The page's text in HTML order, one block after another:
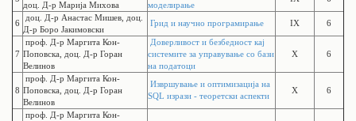
доц. Д-р Марија Михова
моделирање
6
доц. Д-р Анастас Мишев, доц.
Д-р Боро Јакимовски
Грид и научно програмирање IX 6
7
проф. Д-р Маргита Кон-
Поповска, доц. Д-р Горан
Велинов
Доверливост и безбедност кај
системите за управување со бази
на податоци
X 6
8
проф. Д-р Маргита Кон-
Поповска, доц. Д-р Горан
Велинов
Извршување и оптимизација на
SQL изрази - теоретски аспекти
X 6
проф. Д-р Маргита Кон-